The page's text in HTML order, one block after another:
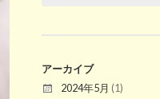
アーカイブ
2024年5月 (1)